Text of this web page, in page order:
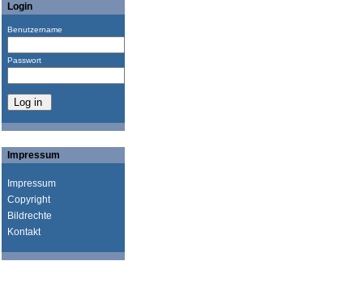
Login
Benutzername
Passwort
Impressum
Impressum
Copyright
Bildrechte
Kontakt